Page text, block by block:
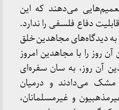
می‌دهند که این
دفاع فلسفی را ندارد.
به دیدگاه‌های مجاهدین خلق
روز را با مجاهدین امروز
آن روز، به سان سفره‌ای
مشک می‌دادند و درمیان
و غیرمسلمانان،